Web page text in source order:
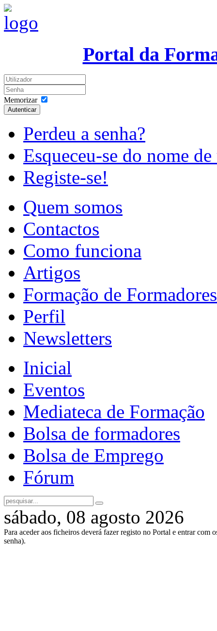
Portal da
Memorizar
Autenticar
Perdeu a senha?
Esqueceu-se do nome
Registe-se!
Quem somos
Contactos
Como funciona
Artigos
Formação de Formadores
Perfil
Newsletters
Inicial
Eventos
Mediateca de Formação
Bolsa de formadores
Bolsa de Emprego
Fórum
sábado, 08 agosto 2026
Para aceder aos ficheiros deverá fazer registo no Portal e entrar com
senha).